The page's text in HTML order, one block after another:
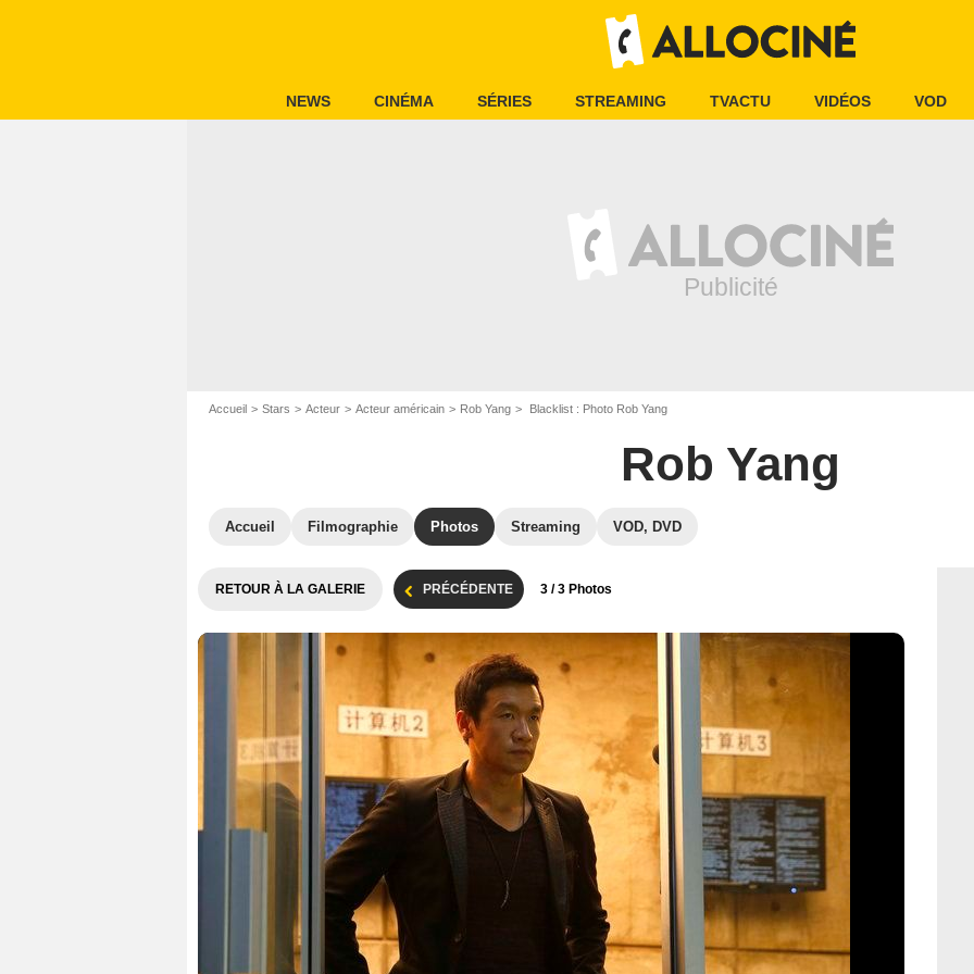
NEWS CINÉMA SÉRIES STREAMING TVACTU VIDÉOS VOD
Accueil Stars Acteur Acteur américain Rob Yang Blacklist : Photo Rob Yang
Rob Yang
Accueil Filmographie Photos Streaming VOD, DVD
RETOUR À LA GALERIE PRÉCÉDENTE 3 / 3 Photos